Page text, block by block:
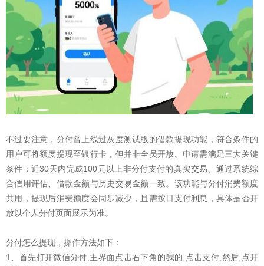
不过要注意，分付曾上线过灰度测试版的借款提现功能，符合条件的
用户可将额度提现至银行卡，但并非全员开放。申请需满足三大关键
条件：近30天内完成100元以上非分付支付的真实交易、通过系统综
合信用评估、借款金额与历史交易金额一致。该功能与分付消费额度
共用，提现后消费额度会同步减少，且需按日支付利息，具体是否开
放以个人分付页面展示为准。
分付怎么提现，操作方法如下：
1、首先打开微信分付,主界面点击右下角的我的,点击支付,然后,点开